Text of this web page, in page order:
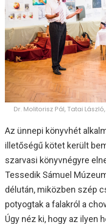
Dr. Molitorisz Pál, Tatai
Az ünnepi könyvhét
illetőségű kötet került
szarvasi könyvnégyre
Tessedik Sámuel
délután, miközben szép
potyogtak a falakról a
Úgy néz ki, hogy az ilyen